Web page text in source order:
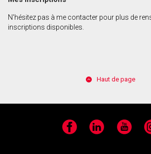
N'hésitez pas à me contacter pour plus de
inscriptions disponibles.
Haut de page
Facebook LinkedIn YouTube